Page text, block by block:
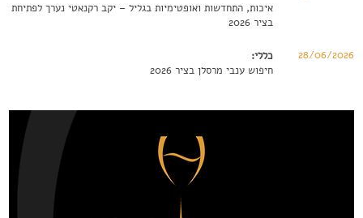
איכות, התחדשות ואופטימיות בגליל – יקב רקנאטי נערך לפתיחת
בציר 2026
28/06/2026
כללי:
חיפוש ענבי מרסלן בציר 2026